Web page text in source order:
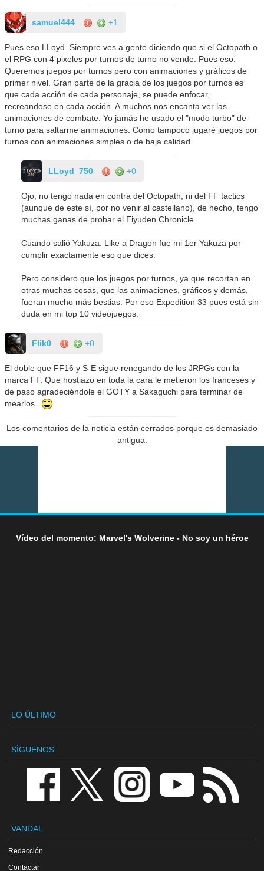
samuel444 +1
Pues eso LLoyd. Siempre ves a gente diciendo que si el Octopath o
el RPG con 4 pixeles por turnos de turno no vende. Pues eso.
Queremos juegos por turnos pero con animaciones y gráficos de
primer nivel. Gran parte de la gracia de los juegos por turnos es
que cada acción de cada personaje, se puede enfocar,
recreandose en cada acción. A muchos nos encanta ver las
animaciones de combate. Yo jamás he usado el "modo turbo" de
turno para saltarme animaciones. Como tampoco jugaré juegos por
turnos con animaciones simples o de baja calidad.
LLoyd_750 +0
Ojo, no tengo nada en contra del Octopath, ni del FF tactics
(aunque de este sí, por no venir al castellano), de hecho, tengo
muchas ganas de probar el Eiyuden Chronicle.
Cuando salió Yakuza: Like a Dragon fue mi 1er Yakuza por
cumplir exactamente eso que dices.
Pero considero que los juegos por turnos, ya que recortan en
otras muchas cosas, que las animaciones, gráficos y demás,
fueran mucho más bestias. Por eso Expedition 33 pues está sin
duda en mi top 10 videojuegos.
Flik0 +0
El doble que FF16 y S-E sigue renegando de los JRPGs con la
marca FF. Que hostiazo en toda la cara le metieron los franceses y
de paso agradeciéndole el GOTY a Sakaguchi para terminar de
mearlos.
Los comentarios de la noticia están cerrados porque es demasiado
antigua.
Vídeo del momento: Marvel's Wolverine - No soy un héroe
LO ÚLTIMO
SÍGUENOS
VANDAL
Redacción
Contactar